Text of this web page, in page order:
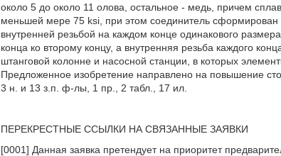
около 5 до около 11 олова, остальное - медь, причем
меньшей мере 75 ksi, при этом соединитель
внутренней резьбой на каждом конце одинакового
конца ко второму концу, а внутренняя резьба каждого
штанговой колонне и насосной станции, в которых
Предложенное изобретение направлено на повышение
3 н. и 13 з.п. ф-лы, 1 пр., 2 табл., 17 ил.
ПЕРЕКРЕСТНЫЕ ССЫЛКИ НА СВЯЗАННЫЕ ЗАЯВКИ
[0001] Данная заявка претендует на приоритет